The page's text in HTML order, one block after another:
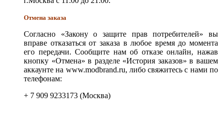
Отмена заказа
Согласно «Закону о защите прав потребителей» вы
вправе отказаться от заказа в любое время до момента
его передачи. Сообщите нам об отказе онлайн, нажав
кнопку «Отмена» в разделе «История заказов» в вашем
аккаунте на www.modbrand.ru, либо свяжитесь с нами по
телефонам:
+ 7 909 9233173 (Москва)